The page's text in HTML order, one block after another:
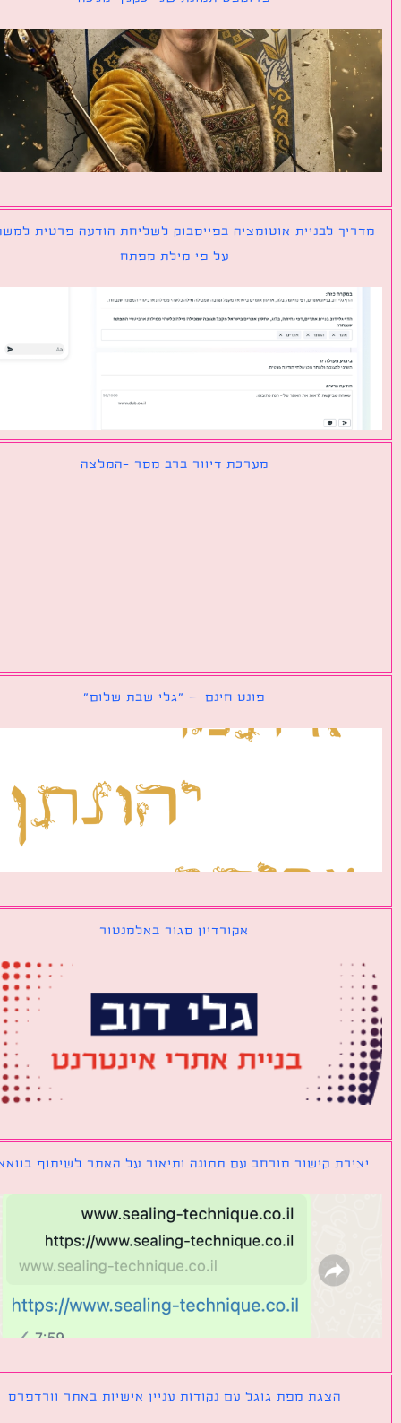
לבניית אוטומציה בפייסבוק לשליחת הודעה פרטית למשתמש
על פי מילת מפתח
מערכת דיוור ברב מסר -המלצה
פונט חינם – ״גלי שבת שלום״
אקורדיון סגור באלמנטור
קישור מורחב עם תמונה ותיאור על האתר לשיתוף בוואצאפ
הצגת מפת גוגל עם נקודות עניין אישיות באתר וורדפרס